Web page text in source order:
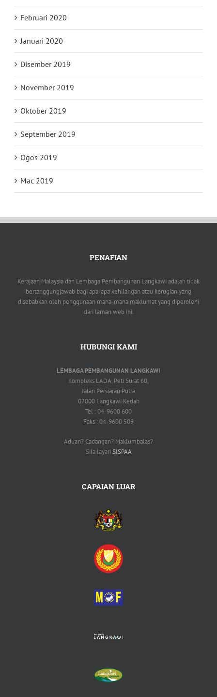
Februari 2020
Januari 2020
Disember 2019
November 2019
Oktober 2019
September 2019
Ogos 2019
Mac 2019
PENAFIAN
Kerajaan Malaysia dan Lembaga Pembangunan Langkawi adalah tidak
bertanggungjawab bagi apa-apa kehilangan atau kerugian yang
disebabkan oleh penggunaan mana-mana maklumat yang diperolehi
dari laman web ini.
HUBUNGI KAMI
LEMBAGA PEMBANGUNAN LANGKAWI
Kompleks LADA, Peti Surat 60,
Jalan Persiaran Putra
07000 Langkawi Kedah
Tel : 04-9600 600
Faks : 04-9600 509
Aduan? Cadangan? Maklumbalas?
Sila layari SISPAA
CAPAIAN LUAR